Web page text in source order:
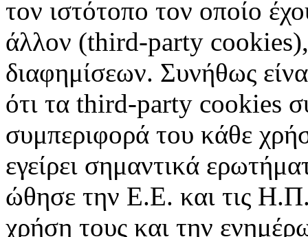
τον ιστότοπο τον οποίο
άλλον (third-party
διαφημίσεων. Συνήθως
ότι τα third-party cookies
συμπεριφορά του κάθε
εγείρει σημαντικά
ώθησε την Ε.Ε. και τις
χρήση τους και την